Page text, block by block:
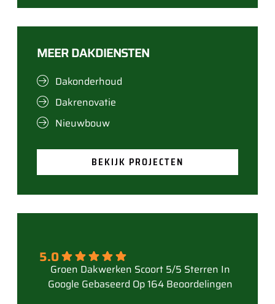
MEER DAKDIENSTEN
Dakonderhoud
Dakrenovatie
Nieuwbouw
BEKIJK PROJECTEN
5.0
Gebaseerd Op 164 Beoordelingen